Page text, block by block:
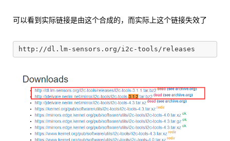
可以看到实际链接是由这个合成的，而实际上这个链接失效了